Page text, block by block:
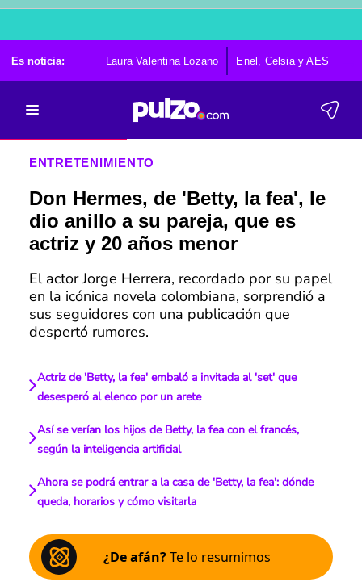
Es noticia: Laura Valentina Lozano Enel, Celsia y AES
ENTRETENIMIENTO
Don Hermes, de 'Betty, la fea', le
dio anillo a su pareja, que es
actriz y 20 años menor
El actor Jorge Herrera, recordado por su papel
en la icónica novela colombiana, sorprendió a
sus seguidores con una publicación que
despertó rumores.
Actriz de 'Betty, la fea' embaló a invitada al 'set' que
desesperó al elenco por un arete
Así se verían los hijos de Betty, la fea con el francés,
según la inteligencia artificial
Ahora se podrá entrar a la casa de 'Betty, la fea': dónde
queda, horarios y cómo visitarla
¿De afán?Te lo resumimos